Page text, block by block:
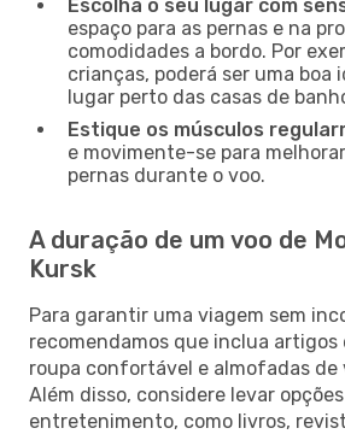
Escolha o seu lugar com
espaço para as pernas e na
comodidades a bordo. Por
crianças, poderá ser uma boa
lugar perto das casas de
Estique os músculos
e movimente-se para
pernas durante o voo.
A duração de um voo de
Kursk
Para garantir uma viagem sem
recomendamos que inclua artigos
roupa confortável e almofadas de
Além disso, considere levar
entretenimento, como livros,